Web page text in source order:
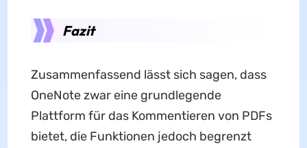
Fazit
Zusammenfassend lässt sich sagen, dass
OneNote zwar eine grundlegende
Plattform für das Kommentieren von PDFs
bietet, die Funktionen jedoch begrenzt